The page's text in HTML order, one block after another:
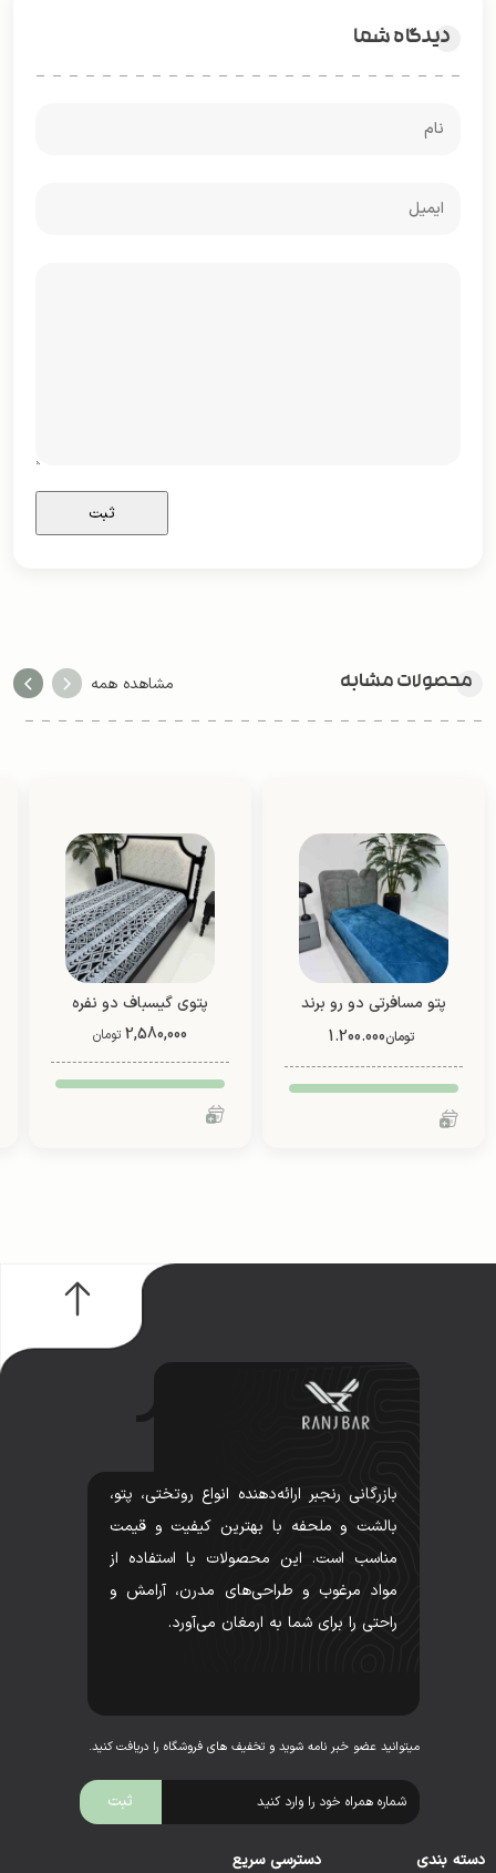
دیدگاه شما
محصولات مشابه مشاهده همه
پتو مسافرتی دو رو برند
تومان1.200.000
پتوی گیسباف دو نفره
(طرح2)
2,580,000 تومان
بازرگانی رنجبر ارائه‌دهنده انواع روتختی، پتو،
بالشت و ملحفه با بهترین کیفیت و قیمت
مناسب است. این محصولات با استفاده از
مواد مرغوب و طراحی‌های مدرن، آرامش و
راحتی را برای شما به ارمغان می‌آورد.
میتوانید عضو خبر نامه شوید و تخفیف های فروشگاه را دریافت کنید.
دسته بندی دسترسی سریع